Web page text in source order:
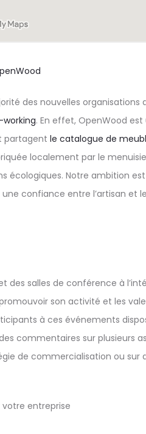
des nouvelles organisations
. En effet, OpenWood est
partagent le catalogue de
localement par le
écologiques. Notre ambition
confiance entre l’artisan et
des salles de conférence à
son activité et les
à ces événements
commentaires sur plusieurs
de commercialisation ou sur